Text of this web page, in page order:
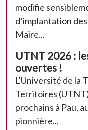
modifie
d’implantation
Maire...
UTNT 2026 :
ouvertes !
L'Université de la
Territoires
prochains à Pau,
pionnière...